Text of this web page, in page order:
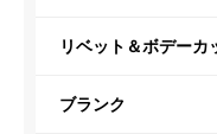
リベット＆ボデーカ
ブランク